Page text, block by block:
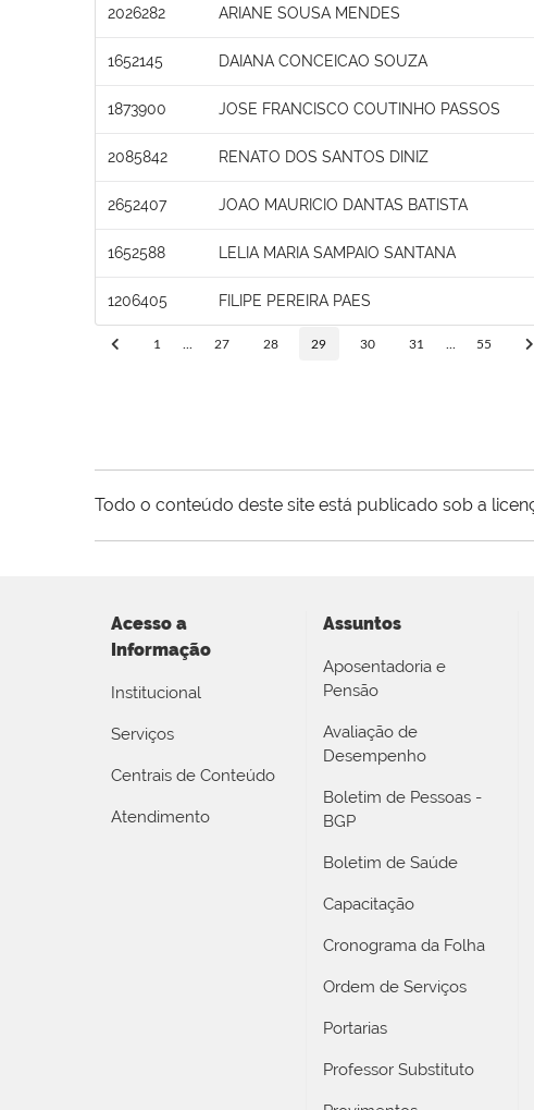
2026282 ARIANE SOUSA MENDES
1652145 DAIANA CONCEICAO SOUZA
1873900 JOSE FRANCISCO COUTINHO PASSOS
2085842 RENATO DOS SANTOS DINIZ
2652407 JOAO MAURICIO DANTAS BATISTA
1652588 LELIA MARIA SAMPAIO SANTANA
1206405 FILIPE PEREIRA PAES
1 27 28 29 30 31 55
Todo o conteúdo deste site está publicado sob a
Acesso a
Informação
Institucional
Serviços
Centrais de Conteúdo
Atendimento
Assuntos
Aposentadoria e
Pensão
Avaliação de
Desempenho
Boletim de Pessoas -
BGP
Boletim de Saúde
Capacitação
Cronograma da Folha
Ordem de Serviços
Portarias
Professor Substituto